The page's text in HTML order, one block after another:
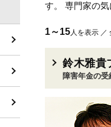
す。 専門家の
1～15人を表示 ／
鈴木雅貴
障害年金の